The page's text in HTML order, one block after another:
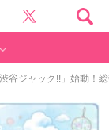
谷ジャック!!」始動！